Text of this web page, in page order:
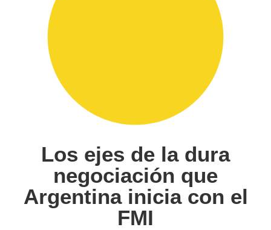
Los ejes de la dura
negociación que
Argentina inicia con el
FMI